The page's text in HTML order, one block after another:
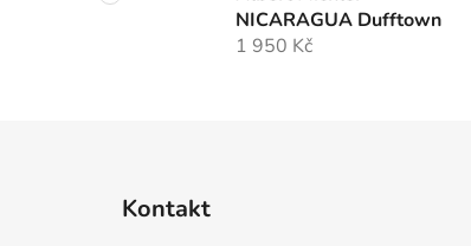
NICARAGUA Dufftown
1 950 Kč
Kontakt